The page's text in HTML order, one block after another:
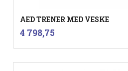
AED TRENER MED VESKE
Pris
4 798,75